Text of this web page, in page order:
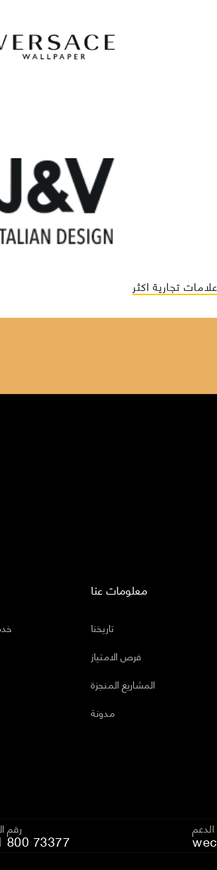
علامات تجارية اكثر
معلومات عنا
تاريخنا
فرص الامتياز
المشاريع المنجزة
مدونة
رقم
800 73377